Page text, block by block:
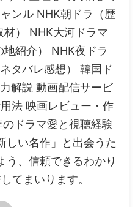
ンル NHK朝ドラ（歴
） NHK大河ドラマ
地紹介） NHK夜ドラ
タバレ感想） 韓国ド
解説 動画配信サービ
法 映画レビュー・作
ドラマ愛と視聴経験
しい名作」と出会うた
う、信頼できるわかり
てまいります。